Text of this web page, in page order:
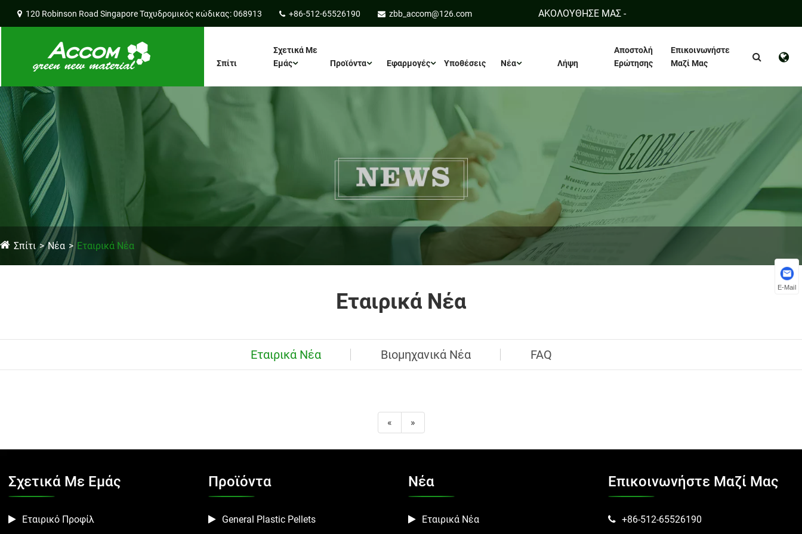
120 Robinson Road Singapore Ταχυδρομικός κώδικας: 068913 +86-512-65526190 zbb_accom@126.com ΑΚΟΛΟΥΘΗΣΕ ΜΑΣ -
Σπίτι
Σχετικά Με
Εμάς
Προϊόντα Εφαρμογές Υποθέσεις Νέα Λήψη
Αποστολή
Ερώτησης
Επικοινωνήστε
Μαζί Μας
Σπίτι Νέα Εταιρικά Νέα
Εταιρικά Νέα
Εταιρικά Νέα Βιομηχανικά Νέα FAQ
« »
Σχετικά Με Εμάς
Εταιρικό Προφίλ
Προϊόντα
General Plastic Pellets
Νέα
Εταιρικά Νέα
Επικοινωνήστε Μαζί Μας
+86-512-65526190
E-Mail